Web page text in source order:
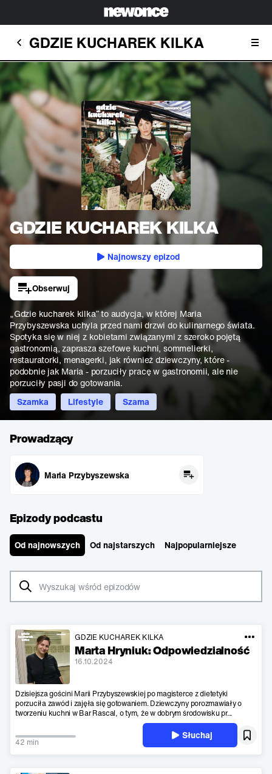
GDZIE KUCHAREK KILKA
GDZIE KUCHAREK KILKA
Najnowszy epizod
Obserwuj
„Gdzie kucharek kilka” to audycja, w której Maria
Przybyszewska uchyla przed nami drzwi do kulinarnego świata.
Spotyka się w niej z kobietami związanymi z szeroko pojętą
gastronomią, zaprasza szefowe kuchni, sommelierki,
restauratorki, menagerki, jak również dziewczyny, które -
podobnie jak Maria - porzuciły pracę w gastronomii, ale nie
porzuciły pasji do gotowania.
Szamka
Lifestyle Szama
Epizody podcastu
Od najnowszych Od najstarszych Najpopularniejsze
GDZIE KUCHAREK KILKA
Marta Hryniuk: Odpowiedzialność
16.10.2024
Dzisiejsza gościni Marii Przybyszewskiej po magisterce z dietetyki
porzuciła zawód i zajęła się gotowaniem. Dziewczyny porozmawiały o
tworzeniu kuchni w Bar Rascal, o tym, że w dobrym środowisku pr...
42 min
Słuchaj
Prowadzący
Maria Przybyszewska